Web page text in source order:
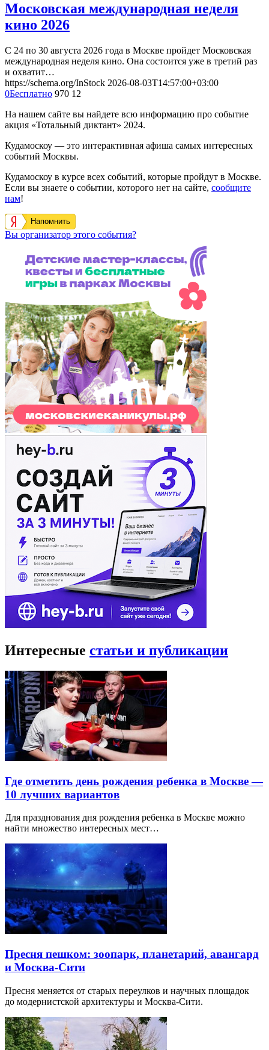
Московская международная неделя
кино 2026
С 24 по 30 августа 2026 года в Москве пройдет Московская
международная неделя кино. Она состоится уже в третий раз
и охватит…
https://schema.org/InStock 2026-08-03T14:57:00+03:00
0Бесплатно 970 12
На нашем сайте вы найдете всю информацию про событие
акция «Тотальный диктант» 2024.
Кудамоскоу — это интерактивная афиша самых интересных
событий Москвы.
Кудамоскоу в курсе всех событий, которые пройдут в Москве.
Если вы знаете о событии, которого нет на сайте, сообщите
нам!
Напомнить
Вы организатор этого события?
Интересные статьи и публикации
Где отметить день рождения ребенка в Москве —
10 лучших вариантов
Для празднования дня рождения ребенка в Москве можно
найти множество интересных мест…
Пресня пешком: зоопарк, планетарий, авангард
и Москва-Сити
Пресня меняется от старых переулков и научных площадок
до модернистской архитектуры и Москва-Сити.